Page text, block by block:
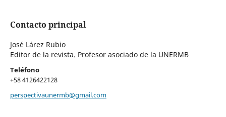
Contacto principal
José Lárez Rubio
Editor de la revista. Profesor asociado de la UNERMB
Teléfono
+58 4126422128
perspectivaunermb@gmail.com